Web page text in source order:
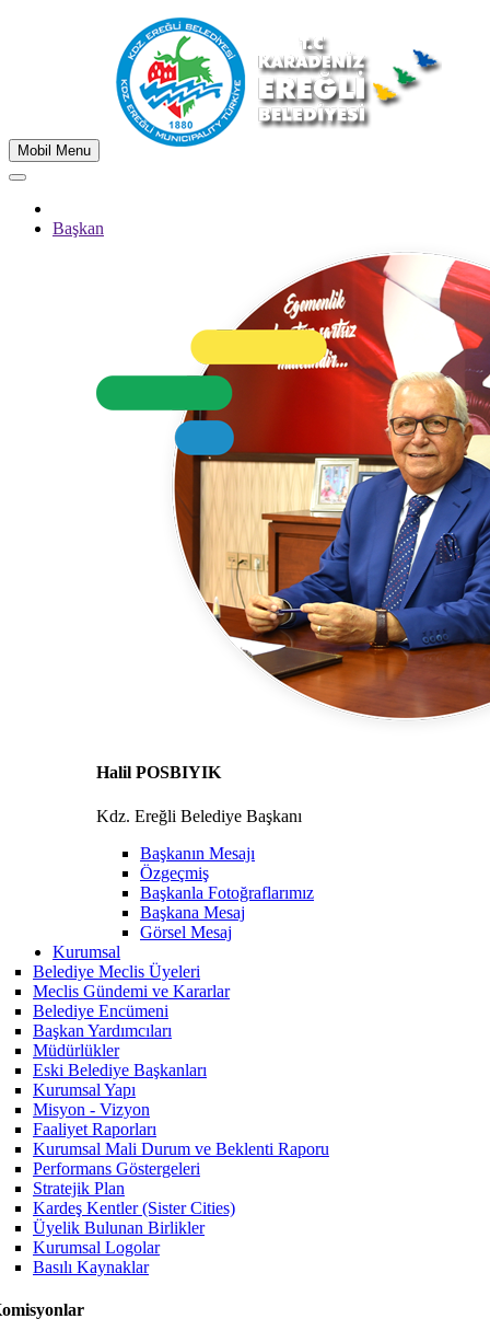
Mobil Menu
Başkan
Halil POSBIYIK
Kdz. Ereğli Belediye Başkanı
Başkanın Mesajı
Özgeçmiş
Başkanla Fotoğraflarımız
Başkana Mesaj
Görsel Mesaj
Kurumsal
Belediye Meclis Üyeleri
Meclis Gündemi ve Kararlar
Belediye Encümeni
Başkan Yardımcıları
Müdürlükler
Eski Belediye Başkanları
Kurumsal Yapı
Misyon - Vizyon
Faaliyet Raporları
Kurumsal Mali Durum ve Beklenti Raporu
Performans Göstergeleri
Stratejik Plan
Kardeş Kentler (Sister Cities)
Üyelik Bulunan Birlikler
Kurumsal Logolar
Basılı Kaynaklar